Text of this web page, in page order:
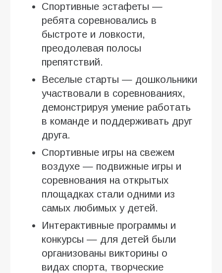
Спортивные эстафеты —
ребята соревновались в
быстроте и ловкости,
преодолевая полосы
препятствий.
Веселые старты — дошкольники
участвовали в соревнованиях,
демонстрируя умение работать
в команде и поддерживать друг
друга.
Спортивные игры на свежем
воздухе — подвижные игры и
соревнования на открытых
площадках стали одними из
самых любимых у детей.
Интерактивные программы и
конкурсы — для детей были
организованы викторины о
видах спорта, творческие